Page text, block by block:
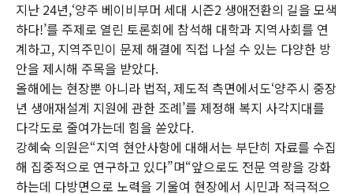
지난 24년,‘양주 베이비부머 세대 시즌2 생애전환의 길을 모색
하다!’를 주제로 열린 토론회에 참석해 대학과 지역사회를 연
계하고, 지역주민이 문제 해결에 직접 나설 수 있는 다양한 방
안을 제시해 주목을 받았다.
올해에는 현장뿐 아니라 법적, 제도적 측면에서도‘양주시 중장
년 생애재설계 지원에 관한 조례’를 제정해 복지 사각지대를
다각도로 줄여가는데 힘을 쏟았다.
강혜숙 의원은“지역 현안사항에 대해서는 부단히 자료를 수집
해 집중적으로 연구하고 있다”며“앞으로도 전문 역량을 강화
하는데 다방면으로 노력을 기울여 현장에서 시민과 적극적으